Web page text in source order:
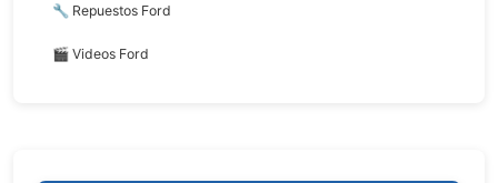
🔧 Repuestos Ford
🎬 Videos Ford